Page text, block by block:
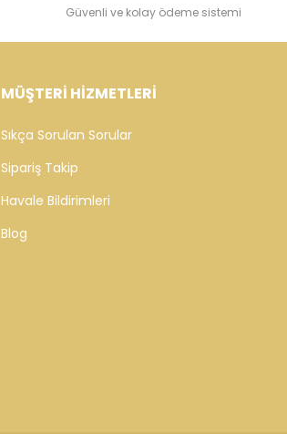
Güvenli ve kolay ödeme sistemi
MÜŞTERİ HİZMETLERİ
Sıkça Sorulan Sorular
Sipariş Takip
Havale Bildirimleri
Blog